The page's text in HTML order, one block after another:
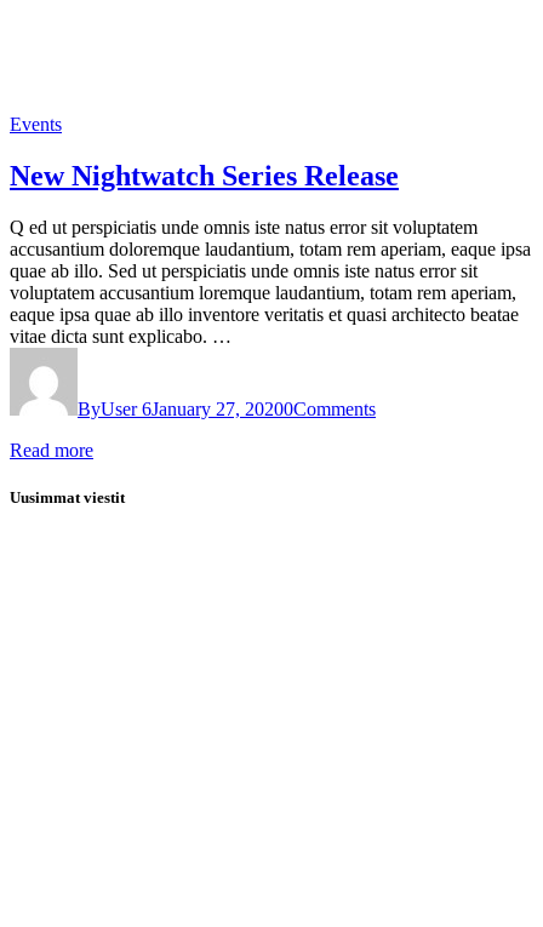
Events
New Nightwatch Series Release
Q ed ut perspiciatis unde omnis iste natus error sit voluptatem
accusantium doloremque laudantium, totam rem aperiam, eaque ipsa
quae ab illo. Sed ut perspiciatis unde omnis iste natus error sit
voluptatem accusantium loremque laudantium, totam rem aperiam,
eaque ipsa quae ab illo inventore veritatis et quasi architecto beatae
vitae dicta sunt explicabo. …
ByUser 6January 27, 20200Comments
Read more
Uusimmat viestit